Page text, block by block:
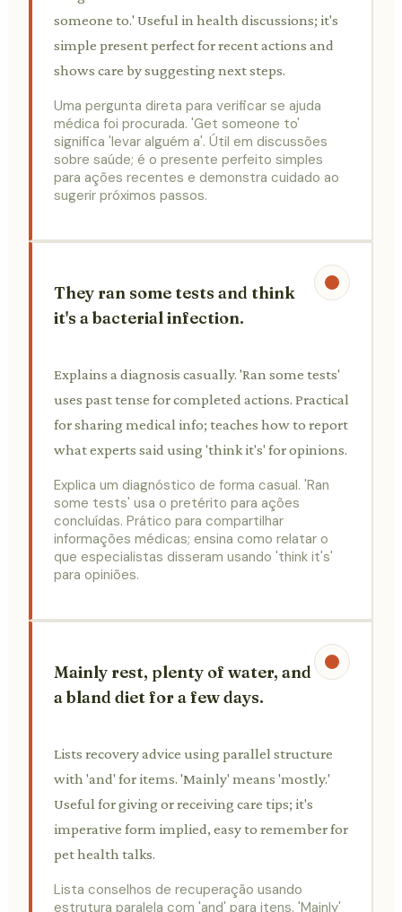
someone to.' Useful in health discussions; it's
simple present perfect for recent actions and
shows care by suggesting next steps.
Uma pergunta direta para verificar se ajuda
médica foi procurada. 'Get someone to'
significa 'levar alguém a'. Útil em discussões
sobre saúde; é o presente perfeito simples
para ações recentes e demonstra cuidado ao
sugerir próximos passos.
They ran some tests and think
it's a bacterial infection.
Explains a diagnosis casually. 'Ran some tests'
uses past tense for completed actions. Practical
for sharing medical info; teaches how to report
what experts said using 'think it's' for opinions.
Explica um diagnóstico de forma casual. 'Ran
some tests' usa o pretérito para ações
concluídas. Prático para compartilhar
informações médicas; ensina como relatar o
que especialistas disseram usando 'think it's'
para opiniões.
Mainly rest, plenty of water, and
a bland diet for a few days.
Lists recovery advice using parallel structure
with 'and' for items. 'Mainly' means 'mostly.'
Useful for giving or receiving care tips; it's
imperative form implied, easy to remember for
pet health talks.
Lista conselhos de recuperação usando
estrutura paralela com 'and' para itens. 'Mainly'